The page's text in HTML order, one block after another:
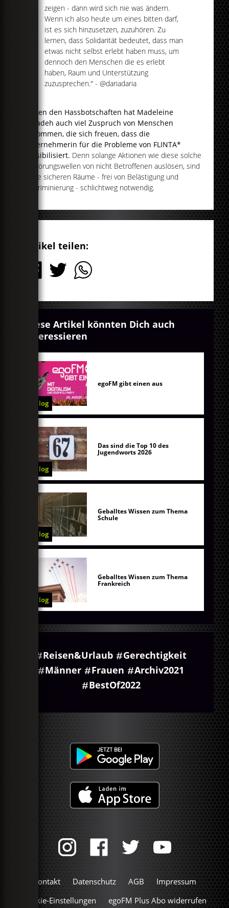
zeigen - dann wird sich nie was ändern.
Wenn ich also heute um eines bitten darf,
ist es sich hinzusetzen, zuzuhören. Zu
lernen, dass Solidarität bedeutet, dass man
etwas nicht selbst erlebt haben muss, um
dennoch den Menschen die es erlebt
haben, Raum und Unterstützung
zuzusprechen." - @dariadaria
Neben den Hassbotschaften hat Madeleine
Alizadeh auch viel Zuspruch von Menschen
bekommen, die sich freuen, dass die
Unternehmerin für die Probleme von FLINTA*
sensibilisiert. Denn solange Aktionen wie diese solche
Empörungswellen von nicht Betroffenen auslösen, sind
diese sicheren Räume - frei von Belästigung und
Diskriminierung - schlichtweg notwendig.
Artikel teilen:
Diese Artikel könnten Dich auch
interessieren
Blog
egoFM gibt einen aus
Blog
Das sind die Top 10 des
Jugendworts 2026
Blog
Geballtes Wissen zum Thema
Schule
Blog
Geballtes Wissen zum Thema
Frankreich
Reisen&Urlaub
Gerechtigkeit
Männer
Frauen
Archiv2021
BestOf2022
Kontakt Datenschutz AGB
Impressum
Cookie-Einstellungen
egoFM Plus Abo widerrufen